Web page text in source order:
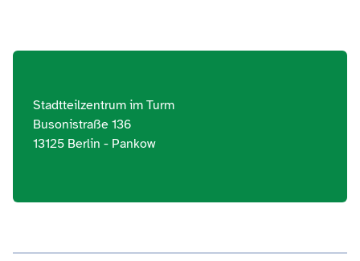
Stadtteilzentrum im Turm
Busonistraße 136
13125 Berlin - Pankow